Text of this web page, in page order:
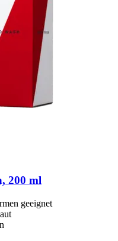
200 ml
geeignet